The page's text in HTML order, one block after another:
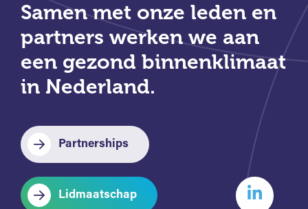
Samen met onze leden en
partners werken we aan
een gezond binnenklimaat
in Nederland.
Partnerships
Lidmaatschap